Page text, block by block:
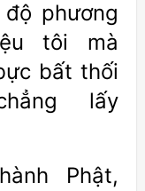
phương
tôi mà
bất thối
lấy
Phật,